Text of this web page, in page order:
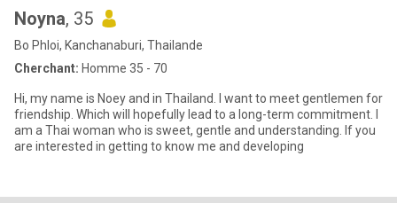
Noyna, 35
Bo Phloi, Kanchanaburi, Thailande
Cherchant: Homme 35 - 70
Hi, my name is Noey and in Thailand. I want to meet gentlemen for
friendship. Which will hopefully lead to a long-term commitment. I
am a Thai woman who is sweet, gentle and understanding. If you
are interested in getting to know me and developing